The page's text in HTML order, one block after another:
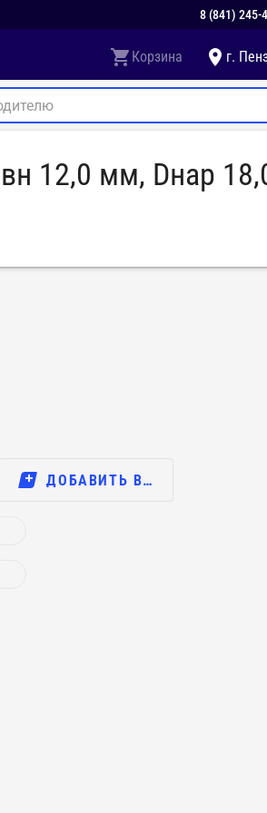
8 (841) 245-
Корзина г.
12,0 мм, Dнар
ДОБАВИТЬ В…